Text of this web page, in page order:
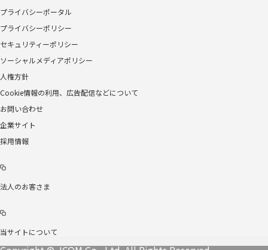
プライバシーポータル
プライバシーポリシー
セキュリティーポリシー
ソーシャルメディアポリシー
人権方針
Cookie情報の利用、広告配信などについて
お問い合わせ
企業サイト
採用情報
法人のお客さま
当サイトについて